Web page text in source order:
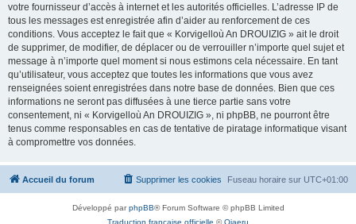
votre fournisseur d’accès à internet et les autorités officielles. L’adresse IP de
tous les messages est enregistrée afin d’aider au renforcement de ces
conditions. Vous acceptez le fait que « Korvigelloù An DROUIZIG » ait le droit
de supprimer, de modifier, de déplacer ou de verrouiller n’importe quel sujet et
message à n’importe quel moment si nous estimons cela nécessaire. En tant
qu’utilisateur, vous acceptez que toutes les informations que vous avez
renseignées soient enregistrées dans notre base de données. Bien que ces
informations ne seront pas diffusées à une tierce partie sans votre
consentement, ni « Korvigelloù An DROUIZIG », ni phpBB, ne pourront être
tenus comme responsables en cas de tentative de piratage informatique visant
à compromettre vos données.
Accueil du forum Fuseau horaire sur UTC+01:00
Supprimer les cookies
Développé parphpBB® Forum Software © phpBB Limited
Traduction française officielle ©Qiaeru